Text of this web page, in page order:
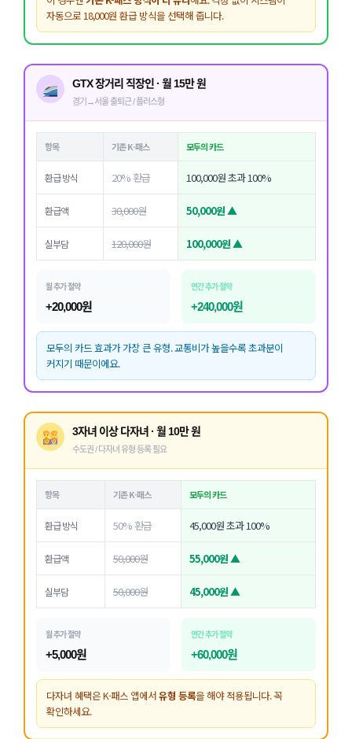
자동으로 18,000원 환급 방식을 선택해 줍니다.
GTX 장거리 직장인 · 월 15만 원
경기→서울 출퇴근 / 플러스형
항목 기존 K-패스 모두의 카드
환급 방식 20% 환급 100,000원 초과 100%
환급액 30,000원 50,000원 ▲
실부담 120,000원 100,000원 ▲
월 추가 절약
+20,000원
연간 추가 절약
+240,000원
모두의 카드 효과가 가장 큰 유형. 교통비가 높을수록 초과분이
커지기 때문이에요.
3자녀 이상 다자녀 · 월 10만 원
수도권 / 다자녀 유형 등록 필요
항목 기존 K-패스 모두의 카드
환급 방식 50% 환급 45,000원 초과 100%
환급액 50,000원 55,000원 ▲
실부담 50,000원 45,000원 ▲
월 추가 절약
+5,000원
연간 추가 절약
+60,000원
다자녀 혜택은 K-패스 앱에서유형 등록을 해야 적용됩니다. 꼭
확인하세요.